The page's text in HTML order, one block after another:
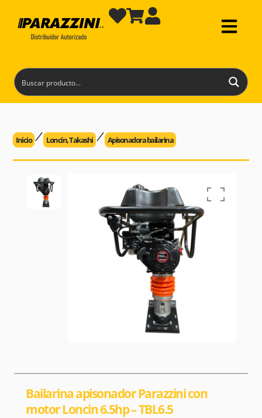
Inicio Loncin,Takashi Apisonadora bailarina
Bailarina apisonador Parazzini con
motor Loncin 6.5hp – TBL6.5